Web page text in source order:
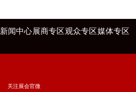
新闻中心展商专区观众专区媒体专区
关注展会官微